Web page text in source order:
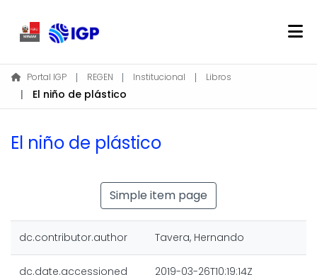
Home
About REGEN
Find
Log In
EN
Portal IGP REGEN Institucional Libros
El niño de plástico
El niño de plástico
Simple item page
dc.contributor.author Tavera, Hernando
dc.date.accessioned 2019-03-26T10:19:14Z